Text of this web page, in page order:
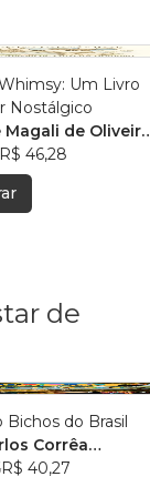
Um Livro
Nostálgico
Magali de Oliveira
R$ 46,28
de
Bichos do Brasil
Corrêa
R$ 40,27